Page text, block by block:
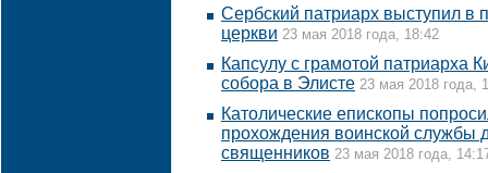
Сербский патриарх выступил в
церкви 23 мая 2018 года, 18:42
Капсулу с грамотой патриарха
собора в Элисте 23 мая 2018 года,
Католические епископы
прохождения воинской службы
священников 23 мая 2018 года,